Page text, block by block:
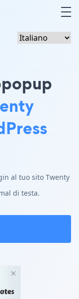
al tuo sito Twenty
di testa.